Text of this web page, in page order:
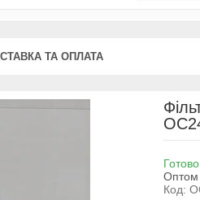
ТА ОПЛАТА
Оптом
Код: